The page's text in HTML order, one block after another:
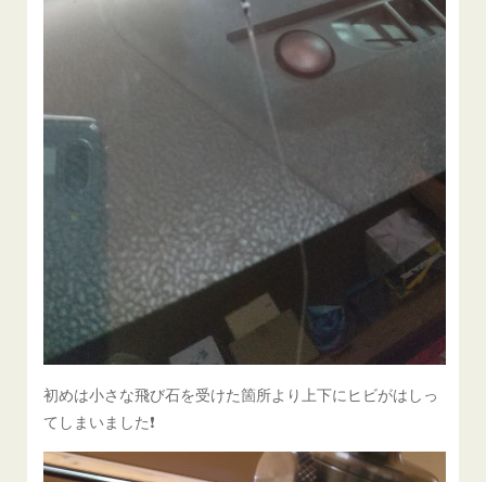
初めは小さな飛び石を受けた箇所より上下にヒビがはしっ
てしまいました❗️